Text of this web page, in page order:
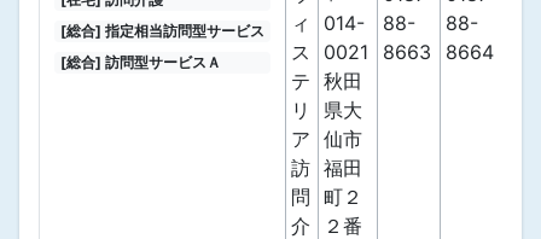
[総合] 指定相当訪問型サービス
[総合] 訪問型サービスＡ
ィ
ス
テ
リ
ア
訪
問
介
014-
0021
秋田
県大
仙市
福田
町２
２番
88-
8663
88-
8664